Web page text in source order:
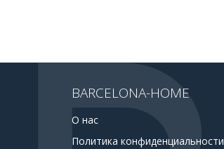
BARCELONA-HOME
О нас
Политика конфиденциальности